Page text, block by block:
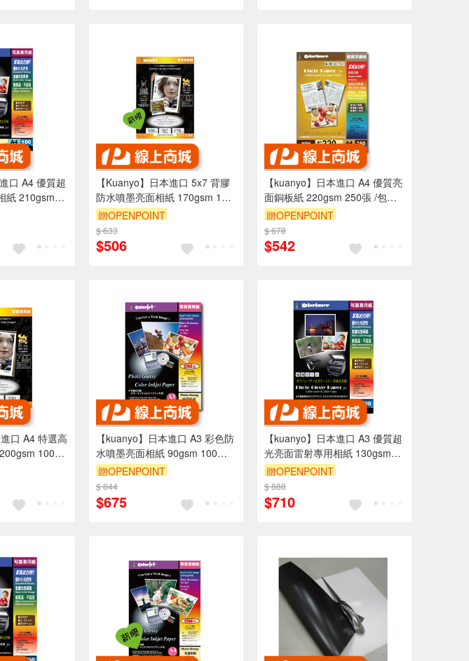
口 A4 優質超
紙 210gsm
【Kuanyo】日本進口 5x7 背膠
防水噴墨亮面相紙 170gsm 100
張 /包 GBT170
贈OPENPOINT
$ 633
$506
【kuanyo】日本進口 A4 優質亮
面銅板紙 220gsm 250張 /包
GS220
贈OPENPOINT
$ 678
$542
口 A4 特選高
100張
【kuanyo】日本進口 A3 彩色防
水噴墨亮面相紙 90gsm 100張 /
包 DS90
贈OPENPOINT
$ 844
$675
【kuanyo】日本進口 A3 優質超
光亮面雷射專用相紙 130gsm
100張 /包 GW130
贈OPENPOINT
$ 888
$710